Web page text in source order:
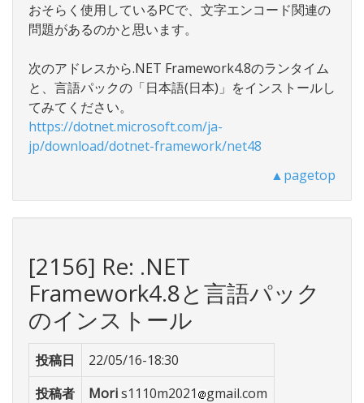
おそらく使用しているPCで、文字エンコード関連の
問題があるのかと思います。
次のアドレスから.NET Framework4.8のランタイム
と、言語パックの「日本語(日本)」をインストールし
てみてください。
https://dotnet.microsoft.com/ja-
jp/download/dotnet-framework/net48
▲pagetop
[2156] Re: .NET
Framework4.8と言語パック
のインストール
投稿日
22/05/16-18:30
投稿者
Moris1110m2021
gmail.com